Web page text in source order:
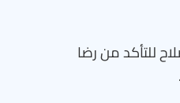
للتأكد من رضا